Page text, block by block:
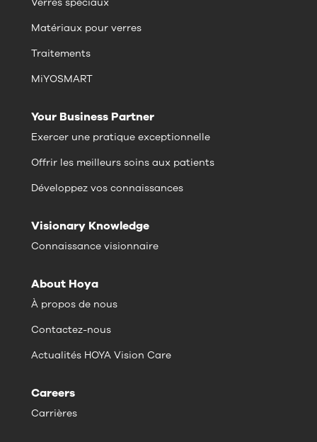
Matériaux pour verres
Traitements
MiYOSMART
Your Business Partner
Exercer une pratique exceptionnelle
Offrir les meilleurs soins aux patients
Développez vos connaissances
Visionary Knowledge
Connaissance visionnaire
About Hoya
À propos de nous
Contactez-nous
Actualités HOYA Vision Care
Careers
Carrières